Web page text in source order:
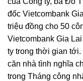
đốc Vietcombank
triệu đồng cho 50
Vietcombank Gia
ty trong thời gian
căn nhà tình nghĩa
trong Tháng công